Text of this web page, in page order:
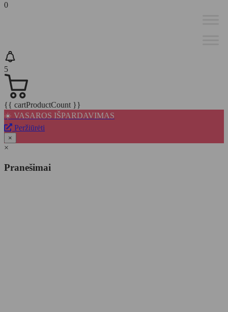
0
5
{{ cartProductCount }}
☀️ VASAROS IŠPARDAVIMAS
Peržiūrėti
×
×
Pranešimai